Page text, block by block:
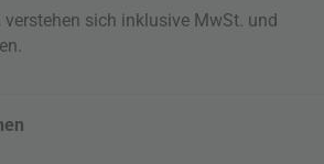
verstehen sich inklusive MwSt. und